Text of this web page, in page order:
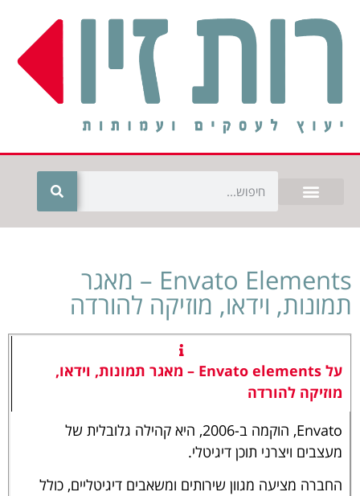
Envato Elements – מאגר
תמונות, וידאו, מוזיקה להורדה
על Envato elements – מאגר תמונות, וידאו,
מוזיקה להורדה
Envato, הוקמה ב-2006, היא קהילה גלובלית של
מעצבים ויצרני תוכן דיגיטלי.
החברה מציעה מגוון שירותים ומשאבים דיגיטליים, כולל